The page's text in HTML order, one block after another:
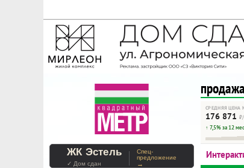
На Метре реклама -
Помогайте
СРЕДНЯЯ ЦЕНА
176 871
↑ 7,5% за 12 мес.
ЖК Эстель
✓ Дом сдан
Спец-
предложение
→